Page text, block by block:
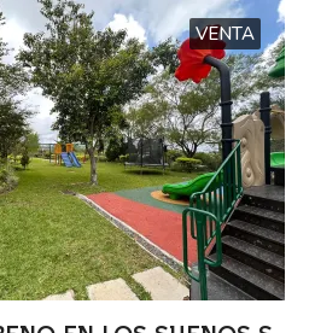
VENTA